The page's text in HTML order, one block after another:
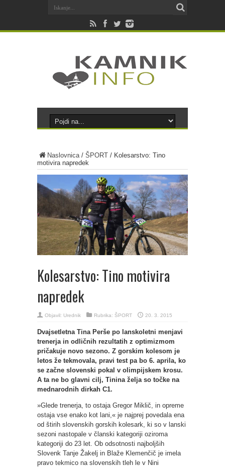
Naslovnica/ ŠPORT / Kolesarstvo: Tino
motivira napredek
Kolesarstvo: Tino motivira
napredek
Objavil: Urednik Rubrika: ŠPORT 20. 3. 2015
Dvajsetletna Tina Perše po lanskoletni menjavi
trenerja in odličnih rezultatih z optimizmom
pričakuje novo sezono. Z gorskim kolesom je
letos že tekmovala, pravi test pa bo 6. aprila, ko
se začne slovenski pokal v olimpijskem krosu.
A ta ne bo glavni cilj, Tinina želja so točke na
mednarodnih dirkah C1.
»Glede trenerja, to ostaja Gregor Miklič, in opreme
ostaja vse enako kot lani,« je najprej povedala ena
od štirih slovenskih gorskih kolesark, ki so v lanski
sezoni nastopale v članski kategoriji oziroma
kategoriji do 23 let. Ob odsotnosti najboljših
Slovenk Tanje Žakelj in Blaže Klemenčič je imela
pravo tekmico na slovenskih tleh le v Nini